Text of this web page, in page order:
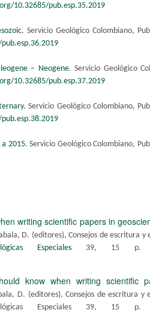
10.32685/pub.esp.35.2019
. Servicio Geológico Colombiano,
– Neogene. Servicio Geológico
10.32685/pub.esp.37.2019
. Servicio Geológico Colombiano,
a 2015. Servicio Geológico Colombiano,
writing scientific papers in
D. (editores), Consejos de escritura y
Especiales​39, 15 p.
know when writing scientific
D. (editores), Consejos de escritura y
Especiales 39, 15 p.